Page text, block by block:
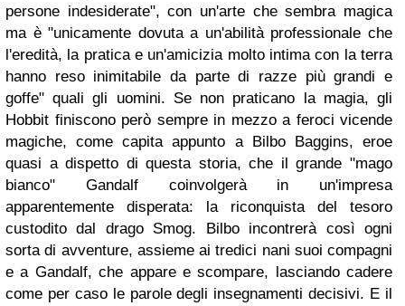
persone indesiderate", con un'arte che sembra magica
ma è "unicamente dovuta a un'abilità professionale che
l'eredità, la pratica e un'amicizia molto intima con la terra
hanno reso inimitabile da parte di razze più grandi e
goffe" quali gli uomini. Se non praticano la magia, gli
Hobbit finiscono però sempre in mezzo a feroci vicende
magiche, come capita appunto a Bilbo Baggins, eroe
quasi a dispetto di questa storia, che il grande "mago
bianco" Gandalf coinvolgerà in un'impresa
apparentemente disperata: la riconquista del tesoro
custodito dal drago Smog. Bilbo incontrerà così ogni
sorta di avventure, assieme ai tredici nani suoi compagni
e a Gandalf, che appare e scompare, lasciando cadere
come per caso le parole degli insegnamenti decisivi. E il